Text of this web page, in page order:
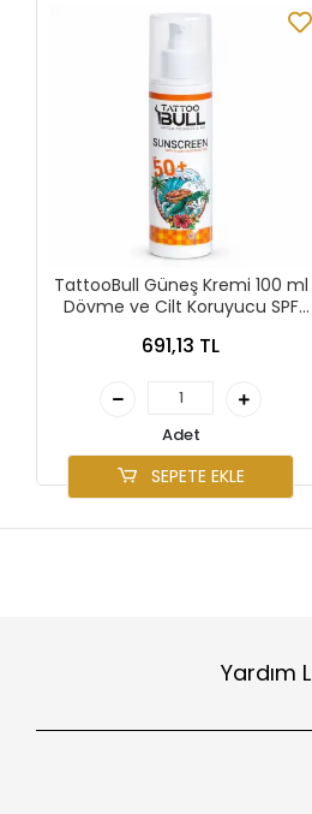
TattooBull Güneş Kremi 100 ml
Dövme ve Cilt Koruyucu SPF
691,13 TL
Adet
SEPETE EKLE
Yardım